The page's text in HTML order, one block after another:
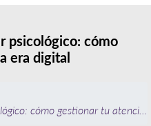
psicológico: cómo
era digital
cómo gestionar tu